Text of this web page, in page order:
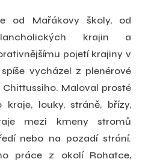
od Mařákovy školy, od
krajin a
pojetí krajiny v
vycházel z plenérové
Maloval prosté
kraje, louky, stráně, břízy,
mezi kmeny stromů
nebo na pozadí strání.
práce z okolí Rohatce,